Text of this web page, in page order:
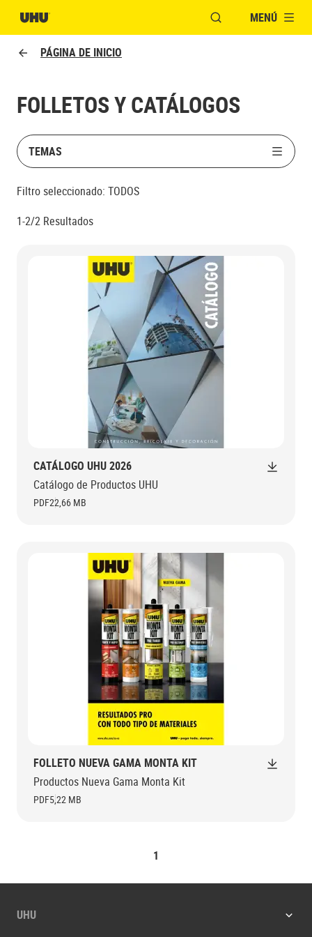
ABRIR VENTANA
MENÚ
PÁGINA DE INICIO
FOLLETOS Y CATÁLOGOS
TEMAS
Filtro seleccionado: TODOS
1-2/2 Resultados
CATÁLOGO UHU 2026
Catálogo de Productos UHU
PDF22,66 MB
FOLLETO NUEVA GAMA MONTA KIT
Productos Nueva Gama Monta Kit
PDF5,22 MB
1
UHU